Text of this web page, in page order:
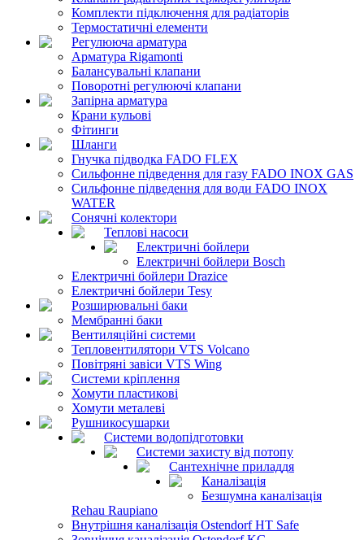
Комплекти підключення для радіаторів
Термостатичні елементи
Регулююча арматура
Арматура Rigamonti
Балансувальні клапани
Поворотні регулюючі клапани
Запірна арматура
Крани кульові
Фітинги
Шланги
Гнучка підводка FADO FLEX
Сильфонне підведення для газу FADO INOX GAS
Сильфонне підведення для води FADO INOX
WATER
Сонячні колектори
Теплові насоси
Електричні бойлери
Електричні бойлери Bosch
Електричні бойлери Drazice
Електричні бойлери Tesy
Розширювальні баки
Мембранні баки
Вентиляційні системи
Тепловентилятори VTS Volcano
Повітряні завіси VTS Wing
Системи кріплення
Хомути пластикові
Хомути металеві
Рушникосушарки
Системи водопідготовки
Системи захисту від потопу
Сантехнічне приладдя
Каналізація
Безшумна каналізація
Rehau Raupiano
Внутрішня каналізація Ostendorf HT Safe